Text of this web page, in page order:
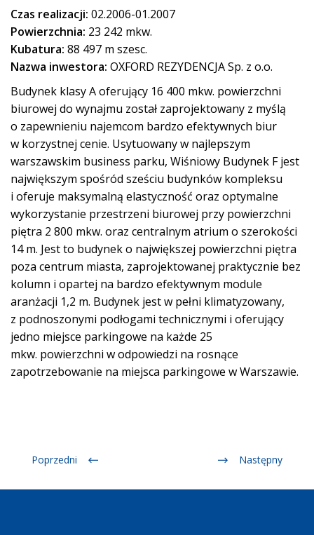
Czas realizacji: 02.2006-01.2007
Powierzchnia: 23 242 mkw.
Kubatura: 88 497 m szesc.
Nazwa inwestora: OXFORD REZYDENCJA Sp. z o.o.
Budynek klasy A oferujący 16 400 mkw. powierzchni
biurowej do wynajmu został zaprojektowany z myślą
o zapewnieniu najemcom bardzo efektywnych biur
w korzystnej cenie. Usytuowany w najlepszym
warszawskim business parku, Wiśniowy Budynek F jest
największym spośród sześciu budynków kompleksu
i oferuje maksymalną elastyczność oraz optymalne
wykorzystanie przestrzeni biurowej przy powierzchni
piętra 2 800 mkw. oraz centralnym atrium o szerokości
14 m. Jest to budynek o największej powierzchni piętra
poza centrum miasta, zaprojektowanej praktycznie bez
kolumn i opartej na bardzo efektywnym module
aranżacji 1,2 m. Budynek jest w pełni klimatyzowany,
z podnoszonymi podłogami technicznymi i oferujący
jedno miejsce parkingowe na każde 25
mkw. powierzchni w odpowiedzi na rosnące
zapotrzebowanie na miejsca parkingowe w Warszawie.
Poprzedni Następny